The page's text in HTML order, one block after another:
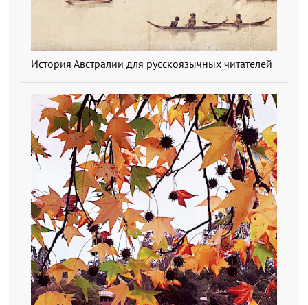
История Австралии для русскоязычных читателей